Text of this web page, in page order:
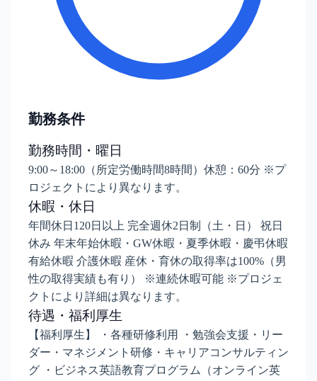
勤務条件
勤務時間・曜日
9:00～18:00（所定労働時間8時間）休憩：60分 ※プ
ロジェクトにより異なります。
休暇・休日
年間休日120日以上 完全週休2日制（土・日） 祝日
休み 年末年始休暇・GW休暇・夏季休暇・慶弔休暇
有給休暇 介護休暇 産休・育休の取得率は100%（男
性の取得実績も有り） ※連続休暇可能 ※プロジェ
クトにより詳細は異なります。
待遇・福利厚生
【福利厚生】 ・各種研修利用 ・勉強会支援・リー
ダー・マネジメント研修・キャリアコンサルティン
グ ・ビジネス英語教育プログラム（オンライン英